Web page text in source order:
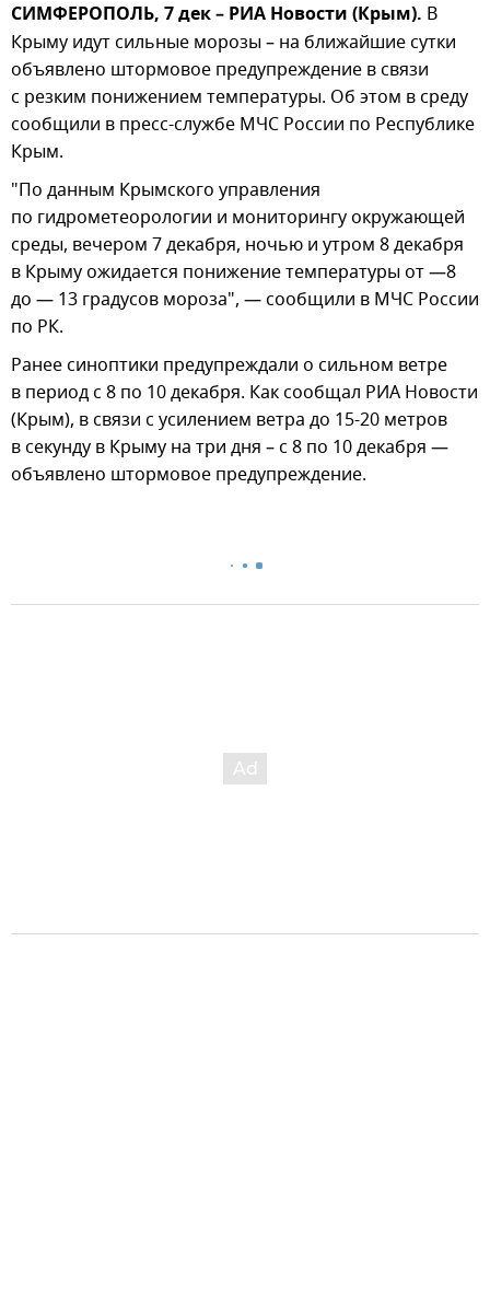
СИМФЕРОПОЛЬ, 7 дек – РИА Новости (Крым). В
Крыму идут сильные морозы – на ближайшие сутки
объявлено штормовое предупреждение в связи
с резким понижением температуры. Об этом в среду
сообщили в пресс-службе МЧС России по Республике
Крым.
"По данным Крымского управления
по гидрометеорологии и мониторингу окружающей
среды, вечером 7 декабря, ночью и утром 8 декабря
в Крыму ожидается понижение температуры от —8
до — 13 градусов мороза", — сообщили в МЧС России
по РК.
Ранее синоптики предупреждали о сильном ветре
в период с 8 по 10 декабря. Как сообщал РИА Новости
(Крым), в связи с усилением ветра до 15-20 метров
в секунду в Крыму на три дня – с 8 по 10 декабря —
объявлено штормовое предупреждение.